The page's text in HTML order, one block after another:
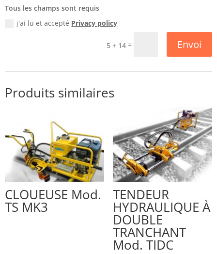
Tous les champs sont requis
j'ai lu et accepté Privacy policy
5 + 14 = Envoi
Produits similaires
CLOUEUSE Mod.
TS MK3
TENDEUR
HYDRAULIQUE À
DOUBLE
TRANCHANT
Mod. TIDC